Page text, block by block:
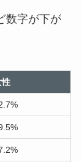
数字が下が
性